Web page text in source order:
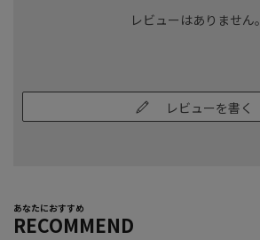
レビューはありません。
レビューを書く
あなたにおすすめ
RECOMMEND